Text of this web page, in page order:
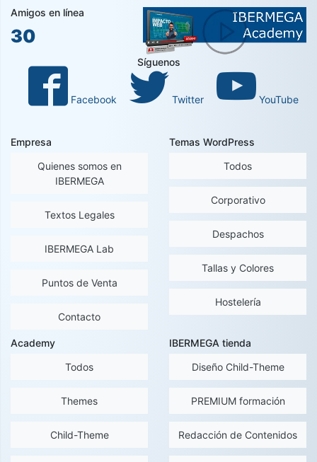
Amigos en línea
30
Síguenos
Facebook Twitter YouTube
Empresa
Quienes somos en
IBERMEGA
Textos Legales
IBERMEGA Lab
Puntos de Venta
Contacto
Temas WordPress
Todos
Corporativo
Despachos
Tallas y Colores
Hostelería
Academy
Todos
Themes
Child-Theme
IBERMEGA tienda
Diseño Child-Theme
PREMIUM formación
Redacción de Contenidos